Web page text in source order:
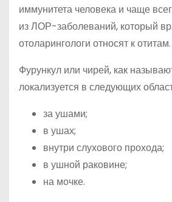
иммунитета человека и чаще
из ЛОР-заболеваний, который
отоларингологи относят к отитам.
Фурункул или чирей, как
локализуется в следующих
за ушами;
в ушах;
внутри слухового прохода;
в ушной раковине;
на мочке.